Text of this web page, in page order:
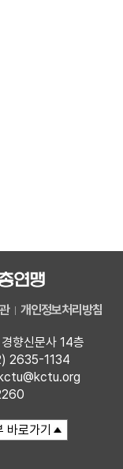
개인정보처리방침
향신문사 14층
2635-1134